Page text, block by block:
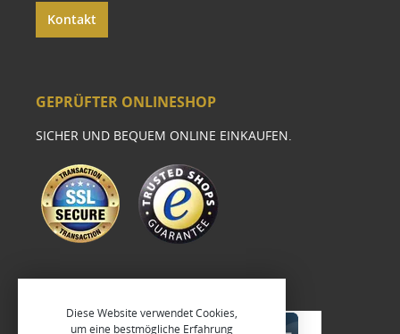
Kontakt
GEPRÜFTER ONLINESHOP
SICHER UND BEQUEM ONLINE EINKAUFEN.
Diese Website verwendet Cookies,
um eine bestmögliche Erfahrung